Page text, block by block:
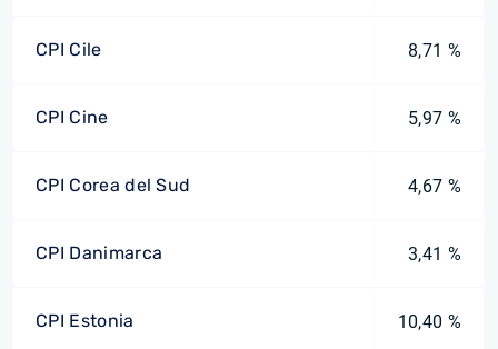
CPI Cile 8,71 %
CPI Cine 5,97 %
CPI Corea del Sud 4,67 %
CPI Danimarca 3,41 %
CPI Estonia 10,40 %